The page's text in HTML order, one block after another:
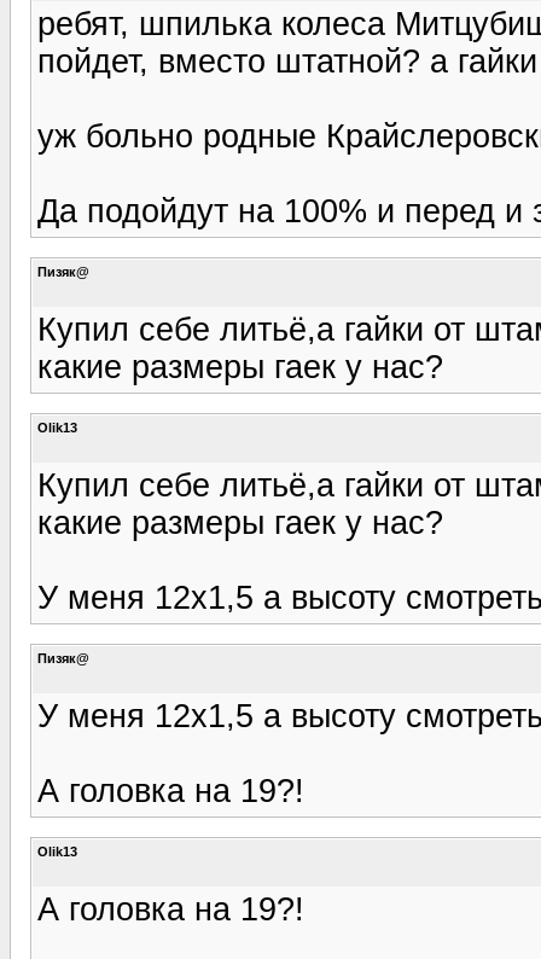
ребят, шпилька колеса
пойдет, вместо штатной? а
уж больно родные
Да подойдут на 100% и перед и
Пизяк@
Купил себе литьё,а гайки от
какие размеры гаек у нас?
Olik13
Купил себе литьё,а гайки от
какие размеры гаек у нас?
У меня 12х1,5 а высоту
Пизяк@
У меня 12х1,5 а высоту
А головка на 19?!
Olik13
А головка на 19?!